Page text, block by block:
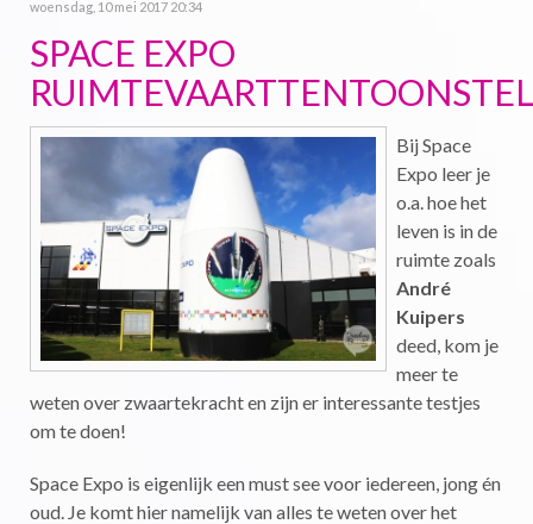
woensdag, 10 mei 2017 20:34
SPACE EXPO
Bij Space
Expo leer je
o.a. hoe het
leven is in de
ruimte zoals
André
Kuipers
deed, kom je
meer te
weten over zwaartekracht en zijn er interessante testjes
om te doen!
Space Expo is eigenlijk een must see voor iedereen, jong én
oud. Je komt hier namelijk van alles te weten over het